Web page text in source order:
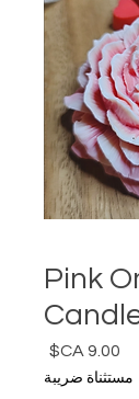
Pink
السعر
مستثناة ضريبة